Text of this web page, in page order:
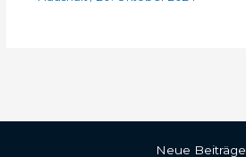
Neue Beiträge